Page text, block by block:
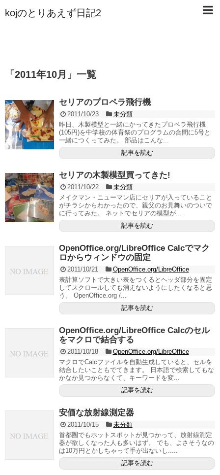
kojのとりあえず日記2
「 2011年10月 」 一覧
セリアのプロペラ飛行機
2011/10/23
未分類
昨日、木製模型と一緒にかってきたプロペラ飛行機
(105円)を中学校の体育祭のプログラムの合間に5号と
一緒につくってみた。 部品はこんな...
記事を読む
セリアの木製模型買ってきた!
2011/10/22
未分類
メイクマン・ニューマン店にセリアが入っていること
がチラシからわかったので、親父のお見舞いのついで
に行ってみた。 ネットでセリアの模型が...
記事を読む
OpenOffice.org/LibreOffice Calcでマク
ロからウィンドウの固定
2011/10/21
OpenOffice.org/LibreOffice
表計算ソフトで大きい表をつくるとヘッダ部分を固定
してスクロールしても消えないようにしたくなると思
う。 OpenOffice.org /...
記事を読む
OpenOffice.org/LibreOffice Calcのセル
をマクロで結合する
2011/10/18
OpenOffice.org/LibreOffice
マクロでCalcファイルを自動生成していると、セルを
結合したいこともでてきます。 日本語で検索してもな
かなか見つからなくて、キーワードを変...
記事を読む
安価な放射線測定器
2011/10/15
未分類
首都圏でもホットスポットが見つかって、放射線測定
器が欲しくなった人も多いはず。 でも、よさそうなの
は10万円とかしちゃって手が出ないし.....
記事を読む